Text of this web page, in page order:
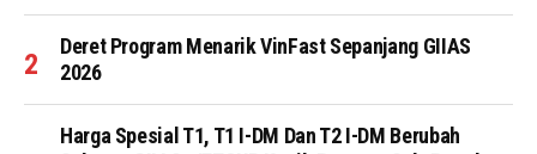
Deret Program Menarik VinFast Sepanjang GIIAS
2026
Harga Spesial T1, T1 I-DM Dan T2 I-DM Berubah